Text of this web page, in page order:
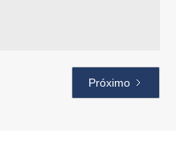
Próximo